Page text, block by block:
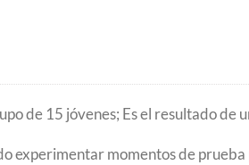
de 15 jóvenes; Es el resultado de
experimentar momentos de